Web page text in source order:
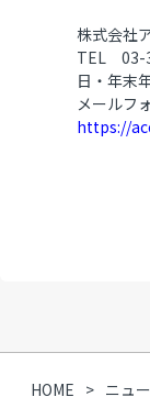
株式会社
TEL 03-
日・年末
メールフ
https://
HOME ニュ